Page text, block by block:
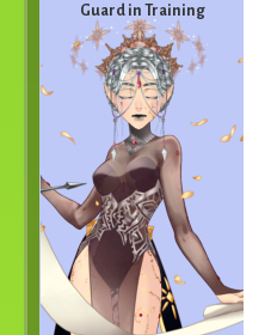
Guard in Training